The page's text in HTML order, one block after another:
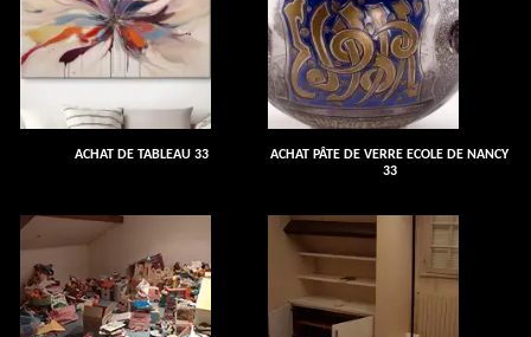
ACHAT DE TABLEAU 33
ACHAT PÂTE DE VERRE ECOLE DE NANCY
33